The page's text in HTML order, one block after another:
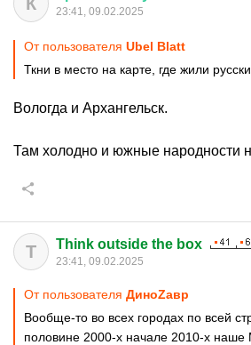
23:41, 09.02.2025
От пользователя Ubel Blatt
Ткни в место на карте, где жили
Вологда и Архангельск.
Там холодно и южные народности
T Think outside the box
23:41, 09.02.2025
От пользователя ДиноZавp
Вообще-то во всех городах по всей
половине 2000-х начале 2010-х